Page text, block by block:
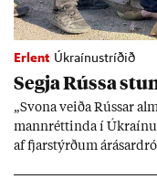
Erlent Úkraínustríðið
Segja Rússa
„Svona veiða Rúss­ar
mann­rétt­inda í
af fjar­stýrð­um